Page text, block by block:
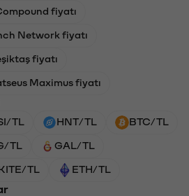
fiyatı
Network fiyatı
fiyatı
Maximus fiyatı
TL HNT/TL BTC/TL
TL GAL/TL
KITE/TL ETH/TL